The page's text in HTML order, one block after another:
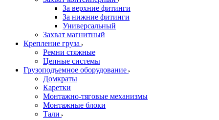
За верхние фитинги
За нижние фитинги
Универсальный
Захват магнитный
Крепление груза
Ремни стяжные
Цепные системы
Грузоподъемное оборудование
Домкраты
Каретки
Монтажно-тяговые механизмы
Монтажные блоки
Тали